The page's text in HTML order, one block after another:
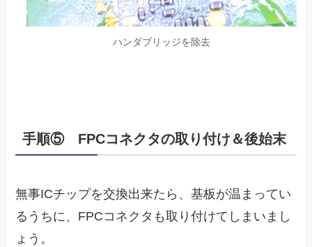
ハンダブリッジを除去
手順⑤ FPCコネクタの取り付け＆後始末
無事ICチップを交換出来たら、基板が温まってい
るうちに、FPCコネクタも取り付けてしまいまし
ょう。